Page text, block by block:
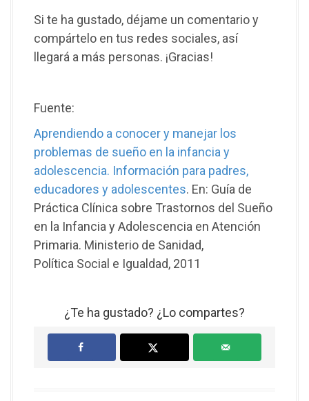
Si te ha gustado, déjame un comentario y
compártelo en tus redes sociales, así
llegará a más personas. ¡Gracias!
Fuente:
Aprendiendo a conocer y manejar los
problemas de sueño en la infancia y
adolescencia. Información para padres,
educadores y adolescentes. En: Guía de
Práctica Clínica sobre Trastornos del Sueño
en la Infancia y Adolescencia en Atención
Primaria. Ministerio de Sanidad,
Política Social e Igualdad, 2011
¿Te ha gustado? ¿Lo compartes?